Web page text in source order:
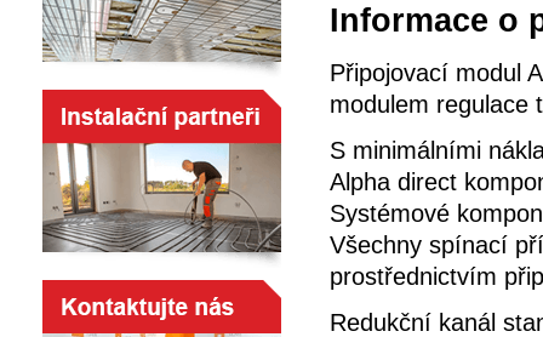
Informace o
Připojovací modul
modulem regulace
S minimálními
Alpha direct
Systémové
Všechny spínací
prostřednictvím
Redukční kanál